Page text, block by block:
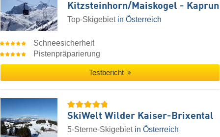
Kitzsteinhorn/​Maiskogel - Kaprun
Top-Skigebiet in Österreich
Schneesicherheit
Pistenpräparierung
Testbericht
SkiWelt Wilder Kaiser-Brixental
5-Sterne-Skigebiet in Österreich